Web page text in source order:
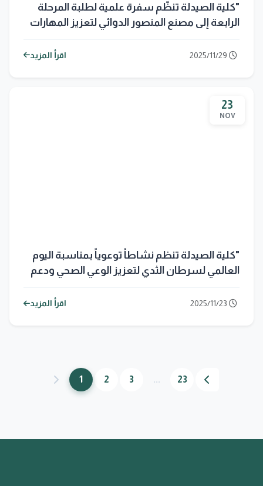
"كلية الصيدلة تنظّم سفرة علمية لطلبة المرحلة
الرابعة إلى مصنع المنصور الدوائي لتعزيز المهارات
اقرأ المزيد
23
NOV
"كلية الصيدلة تنظم نشاطاً توعوياً بمناسبة اليوم
العالمي لسرطان الثدي لتعزيز الوعي الصحي ودعم
اقرأ المزيد
1 2 3 ... 23